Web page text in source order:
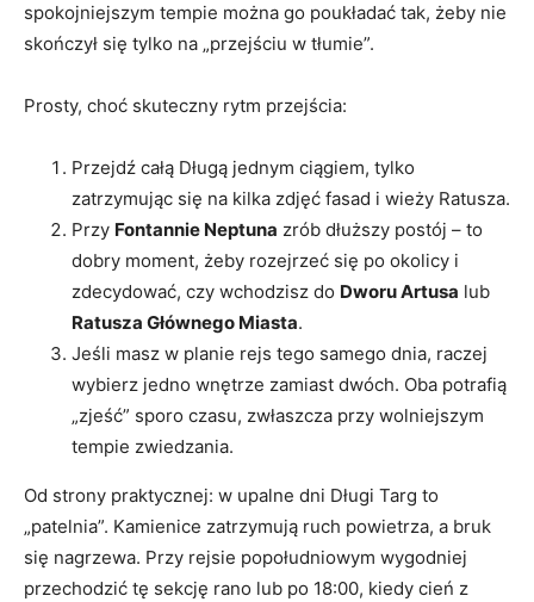
spokojniejszym tempie można go poukładać tak, żeby nie
skończył się tylko na „przejściu w tłumie”.
Prosty, choć skuteczny rytm przejścia:
Przejdź całą Długą jednym ciągiem, tylko
zatrzymując się na kilka zdjęć fasad i wieży Ratusza.
Przy Fontannie Neptuna zrób dłuższy postój – to
dobry moment, żeby rozejrzeć się po okolicy i
zdecydować, czy wchodzisz do Dworu Artusa lub
Ratusza Głównego Miasta.
Jeśli masz w planie rejs tego samego dnia, raczej
wybierz jedno wnętrze zamiast dwóch. Oba potrafią
„zjeść” sporo czasu, zwłaszcza przy wolniejszym
tempie zwiedzania.
Od strony praktycznej: w upalne dni Długi Targ to
„patelnia”. Kamienice zatrzymują ruch powietrza, a bruk
się nagrzewa. Przy rejsie popołudniowym wygodniej
przechodzić tę sekcję rano lub po 18:00, kiedy cień z